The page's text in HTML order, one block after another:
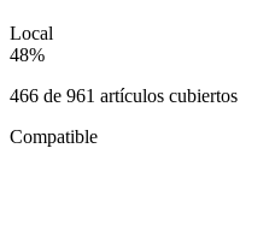
Local
48%
466 de 961 artículos cubiertos
Compatible